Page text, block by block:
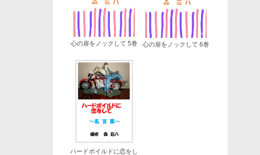
心の扉をノックして 5巻 心の扉をノックして 6巻
ハードボイルドに恋をし